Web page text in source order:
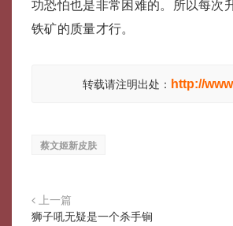
功恐怕也是非常困难的。所以每次
铁矿的质量才行。
转载请注明出处： http://
蔡文姬新皮肤
上一篇
狮子吼无疑是一个杀手锏